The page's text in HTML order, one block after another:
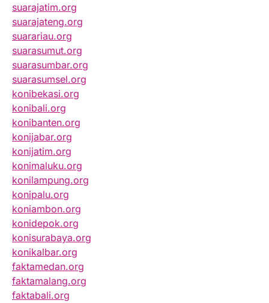
suarajatim.org
suarajateng.org
suarariau.org
suarasumut.org
suarasumbar.org
suarasumsel.org
konibekasi.org
konibali.org
konibanten.org
konijabar.org
konijatim.org
konimaluku.org
konilampung.org
konipalu.org
koniambon.org
konidepok.org
konisurabaya.org
konikalbar.org
faktamedan.org
faktamalang.org
faktabali.org